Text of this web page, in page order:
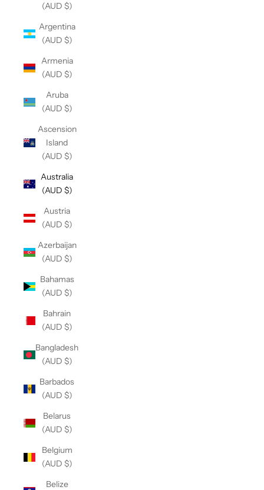
(AUD $)
Argentina
(AUD $)
Armenia
(AUD $)
Aruba
(AUD $)
Ascension
Island
(AUD $)
Australia
(AUD $)
Austria
(AUD $)
Azerbaijan
(AUD $)
Bahamas
(AUD $)
Bahrain
(AUD $)
Bangladesh
(AUD $)
Barbados
(AUD $)
Belarus
(AUD $)
Belgium
(AUD $)
Belize